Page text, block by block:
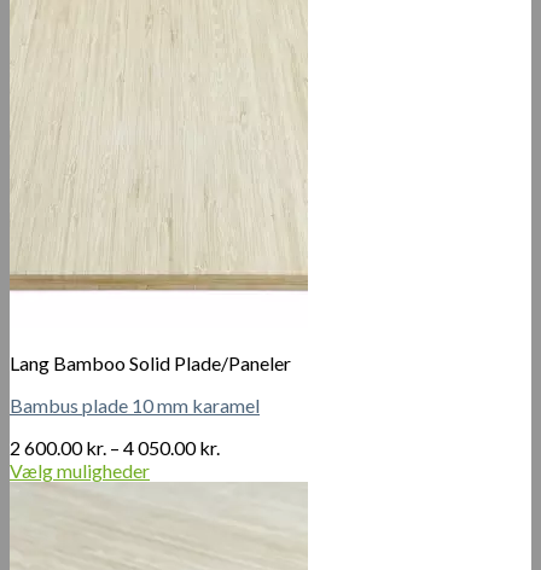
Lang Bamboo Solid Plade/Paneler
Bambus plade 10 mm karamel
2 600.00kr. – 4 050.00kr.
Vælg muligheder